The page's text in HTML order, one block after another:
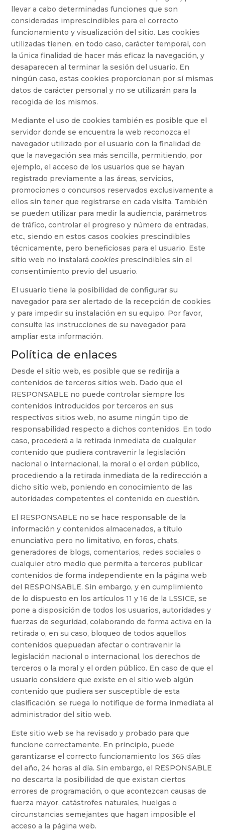
llevar a cabo determinadas funciones que son
consideradas imprescindibles para el correcto
funcionamiento y visualización del sitio. Las cookies
utilizadas tienen, en todo caso, carácter temporal, con
la única finalidad de hacer más eficaz la navegación, y
desaparecen al terminar la sesión del usuario. En
ningún caso, estas cookies proporcionan por sí mismas
datos de carácter personal y no se utilizarán para la
recogida de los mismos.
Mediante el uso de cookies también es posible que el
servidor donde se encuentra la web reconozca el
navegador utilizado por el usuario con la finalidad de
que la navegación sea más sencilla, permitiendo, por
ejemplo, el acceso de los usuarios que se hayan
registrado previamente a las áreas, servicios,
promociones o concursos reservados exclusivamente a
ellos sin tener que registrarse en cada visita. También
se pueden utilizar para medir la audiencia, parámetros
de tráfico, controlar el progreso y número de entradas,
etc., siendo en estos casos cookies prescindibles
técnicamente, pero beneficiosas para el usuario. Este
sitio web no instalarácookies prescindibles sin el
consentimiento previo del usuario.
El usuario tiene la posibilidad de configurar su
navegador para ser alertado de la recepción de cookies
y para impedir su instalación en su equipo. Por favor,
consulte las instrucciones de su navegador para
ampliar esta información.
Política de enlaces
Desde el sitio web, es posible que se redirija a
contenidos de terceros sitios web. Dado que el
RESPONSABLE no puede controlar siempre los
contenidos introducidos por terceros en sus
respectivos sitios web, no asume ningún tipo de
responsabilidad respecto a dichos contenidos. En todo
caso, procederá a la retirada inmediata de cualquier
contenido que pudiera contravenir la legislación
nacional o internacional, la moral o el orden público,
procediendo a la retirada inmediata de la redirección a
dicho sitio web, poniendo en conocimiento de las
autoridades competentes el contenido en cuestión.
El RESPONSABLE no se hace responsable de la
información y contenidos almacenados, a título
enunciativo pero no limitativo, en foros, chats,
generadores de blogs, comentarios, redes sociales o
cualquier otro medio que permita a terceros publicar
contenidos de forma independiente en la página web
del RESPONSABLE. Sin embargo, y en cumplimiento
de lo dispuesto en los artículos 11 y 16 de la LSSICE, se
pone a disposición de todos los usuarios, autoridades y
fuerzas de seguridad, colaborando de forma activa en la
retirada o, en su caso, bloqueo de todos aquellos
contenidos quepuedan afectar o contravenir la
legislación nacional o internacional, los derechos de
terceros o la moral y el orden público. En caso de que el
usuario considere que existe en el sitio web algún
contenido que pudiera ser susceptible de esta
clasificación, se ruega lo notifique de forma inmediata al
administrador del sitio web.
Este sitio web se ha revisado y probado para que
funcione correctamente. En principio, puede
garantizarse el correcto funcionamiento los 365 días
del año, 24 horas al día. Sin embargo, el RESPONSABLE
no descarta la posibilidad de que existan ciertos
errores de programación, o que acontezcan causas de
fuerza mayor, catástrofes naturales, huelgas o
circunstancias semejantes que hagan imposible el
acceso a la página web.